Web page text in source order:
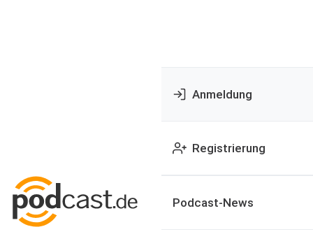
Anmeldung
Registrierung
Podcast-News